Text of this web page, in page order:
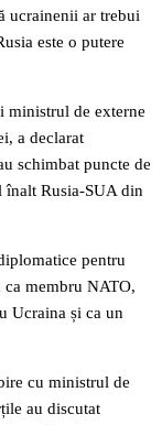
ucrainenii ar trebui
este o putere
ministrul de externe
a declarat
schimbat puncte de
Rusia-SUA din
pentru
membru NATO,
Ucraina și ca un
cu ministrul de
au discutat